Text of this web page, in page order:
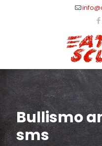
Bullismo
sms